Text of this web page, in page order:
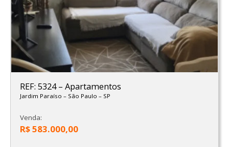
REF: 5324– Apartamentos
Jardim Paraíso – São Paulo – SP
Venda:
R$ 583.000,00